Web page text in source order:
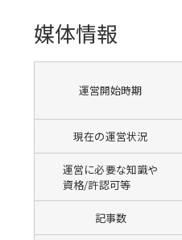
媒体情報
運営開始時期
現在の運営状況
運営に必要な知識や
資格/許認可等
記事数